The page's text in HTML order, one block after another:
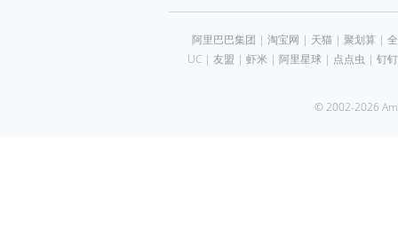
阿里巴巴集团 | 淘宝网 | 天猫| 聚划算 |
UC| 友盟 | 虾米 | 阿里星球| 点点虫 | 钉钉
© 2002-2026